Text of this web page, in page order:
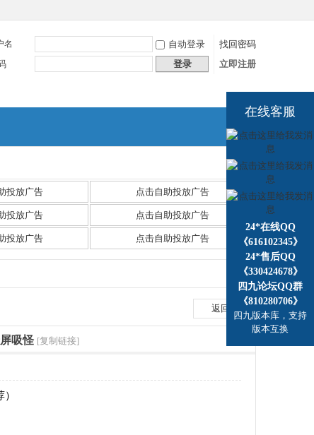
名 自动登录
找回密码
登录 立即注册
捷导
航
投放广告 点击自助投放广告
投放广告 点击自助投放广告
投放广告 点击自助投放广告
返回列表
吸怪 [复制链接]
在线客服
24*在线QQ
《616102345》
24*售后QQ
《330424678》
四九论坛QQ群
《810280706》
四九版本库，支持
版本互换